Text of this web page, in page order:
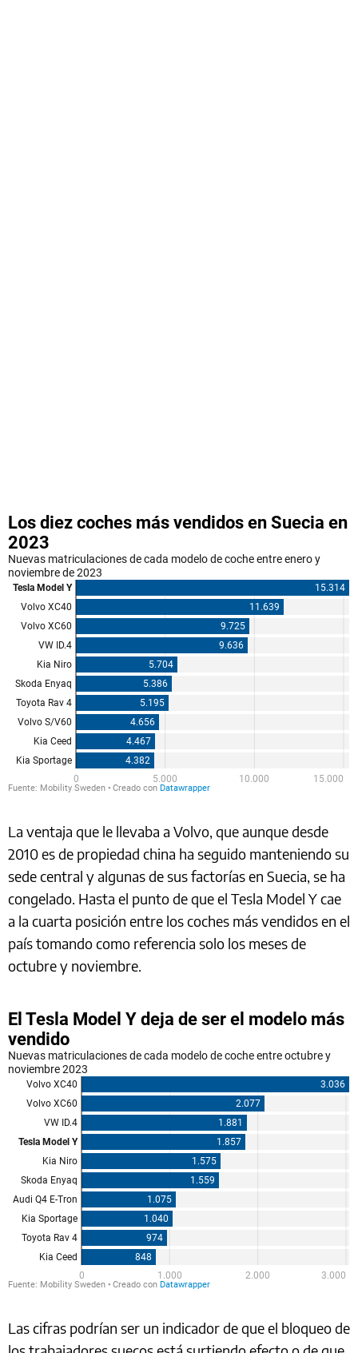
La ventaja que le llevaba a Volvo, que aunque desde
2010 es de propiedad china ha seguido manteniendo su
sede central y algunas de sus factorías en Suecia, se ha
congelado. Hasta el punto de que el Tesla Model Y cae
a la cuarta posición entre los coches más vendidos en el
país tomando como referencia solo los meses de
octubre y noviembre.
Las cifras podrían ser un indicador de que el bloqueo de